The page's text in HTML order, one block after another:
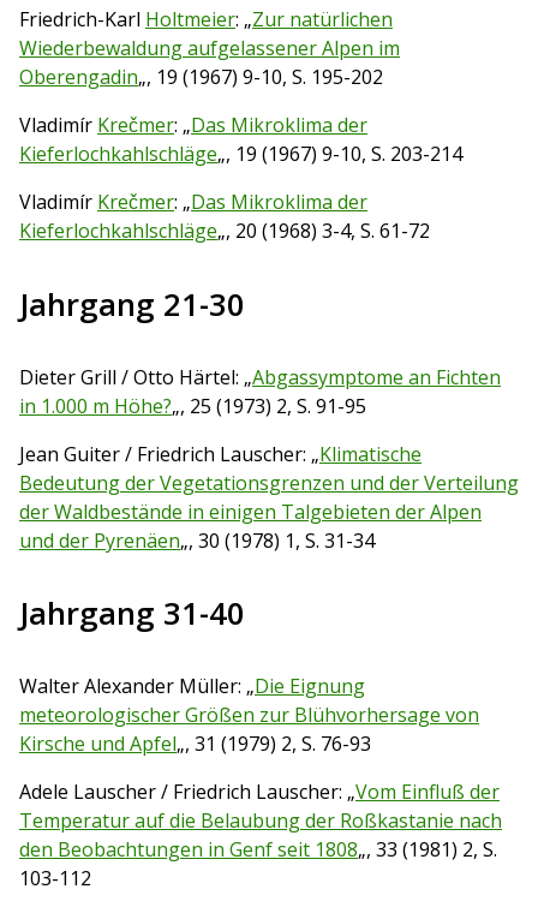
Friedrich-Karl Holtmeier: „Zur natürlichen
Wiederbewaldung aufgelassener Alpen im
Oberengadin„, 19 (1967) 9-10, S. 195-202
Vladimír Krečmer: „Das Mikroklima der
Kieferlochkahlschläge„, 19 (1967) 9-10, S. 203-214
Vladimír Krečmer: „Das Mikroklima der
Kieferlochkahlschläge„, 20 (1968) 3-4, S. 61-72
Jahrgang 21-30
Dieter Grill / Otto Härtel: „Abgassymptome an Fichten
in 1.000 m Höhe?„, 25 (1973) 2, S. 91-95
Jean Guiter / Friedrich Lauscher: „Klimatische
Bedeutung der Vegetationsgrenzen und der Verteilung
der Waldbestände in einigen Talgebieten der Alpen
und der Pyrenäen„, 30 (1978) 1, S. 31-34
Jahrgang 31-40
Walter Alexander Müller: „Die Eignung
meteorologischer Größen zur Blühvorhersage von
Kirsche und Apfel„, 31 (1979) 2, S. 76-93
Adele Lauscher / Friedrich Lauscher: „Vom Einfluß der
Temperatur auf die Belaubung der Roßkastanie nach
den Beobachtungen in Genf seit 1808„, 33 (1981) 2, S.
103-112